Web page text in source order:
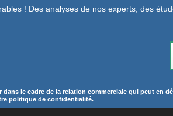
! Des analyses de nos experts, des
le cadre de la relation commerciale qui peut en
politique de confidentialité.